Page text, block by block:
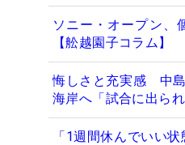
ソニー・オープン、
【舩越園子コラム】
悔しさと充実感 中
海岸へ「試合に出られ
「1週間休んでいい